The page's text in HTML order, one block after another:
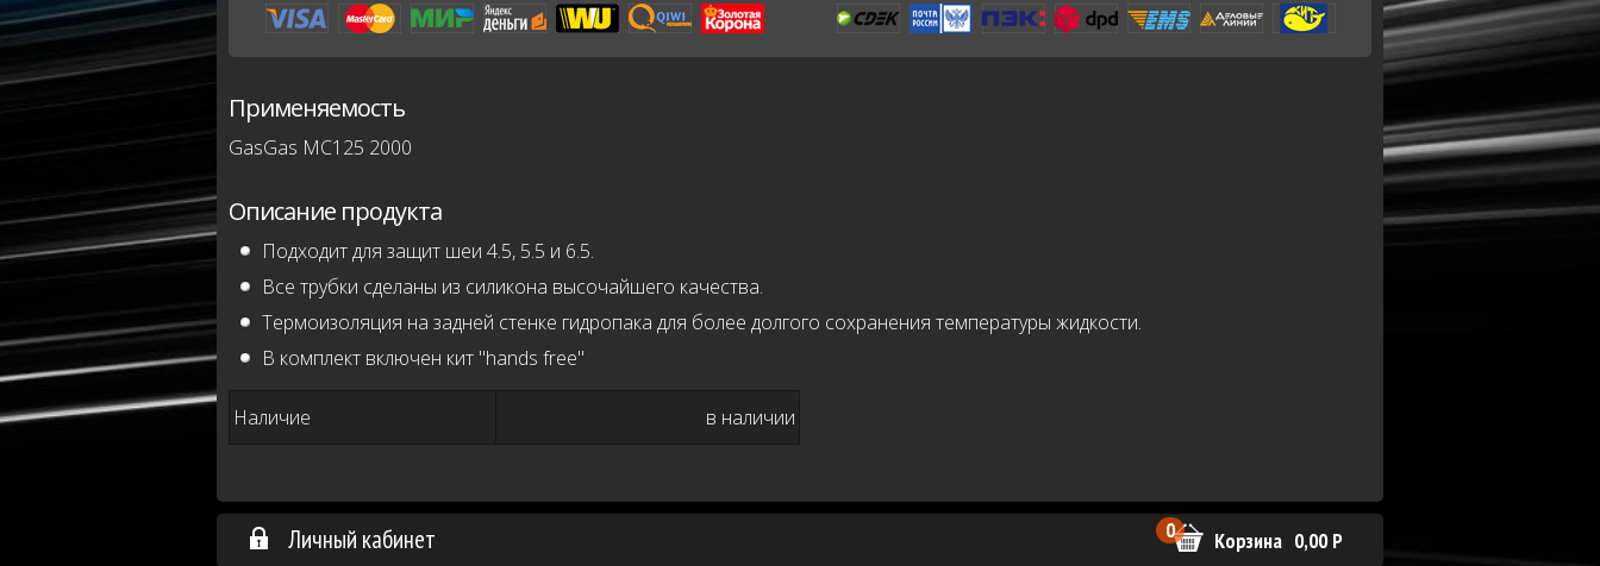
Применяемость
GasGas MC125 2000
Описание продукта
Подходит для защит шеи 4.5, 5.5 и 6.5.
Все трубки сделаны из силикона высочайшего качества.
Термоизоляция на задней стенке гидропака для более долгого сохранения температуры жидкости.
В комплект включен кит "hands free"
Наличие в наличии
Личный кабинет Корзина
0 0,00 Р